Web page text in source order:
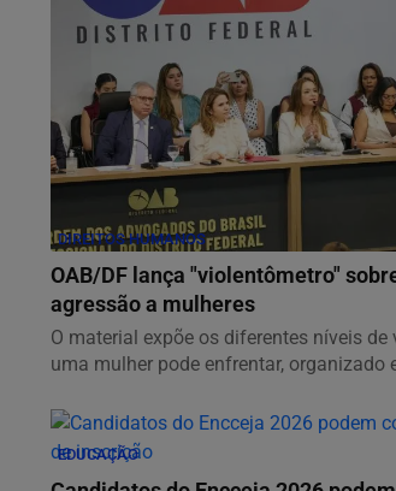
DIREITOS HUMANOS
OAB/DF lança "violentômetro"
agressão a mulheres
O material expõe os diferentes níveis de
uma mulher pode enfrentar, organizado
EDUCAÇÃO